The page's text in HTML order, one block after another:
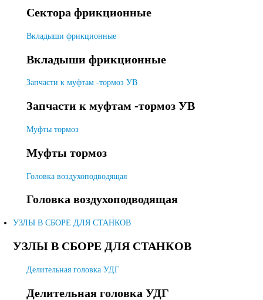
Сектора фрикционные
Вкладыши фрикционные
Вкладыши фрикционные
Запчасти к муфтам -тормоз УВ
Запчасти к муфтам -тормоз УВ
Муфты тормоз
Муфты тормоз
Головка воздухоподводящая
Головка воздухоподводящая
УЗЛЫ В СБОРЕ ДЛЯ СТАНКОВ
УЗЛЫ В СБОРЕ ДЛЯ СТАНКОВ
Делительная головка УДГ
Делительная головка УДГ